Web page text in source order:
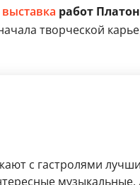
выставка работ
творческой
с гастролями
музыкальные,